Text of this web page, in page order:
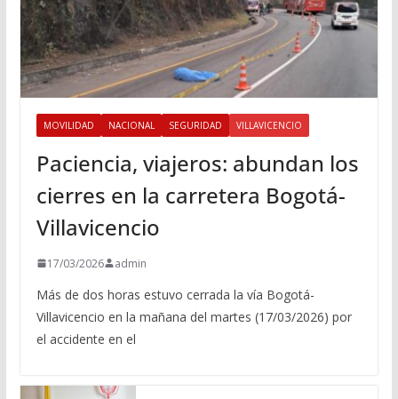
MOVILIDAD NACIONAL SEGURIDAD VILLAVICENCIO
Paciencia, viajeros: abundan los
cierres en la carretera Bogotá-
Villavicencio
17/03/2026 admin
Más de dos horas estuvo cerrada la vía Bogotá-
Villavicencio en la mañana del martes (17/03/2026) por
el accidente en el